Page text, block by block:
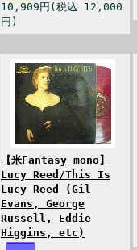
10,909円(税込 12,000
円)
【米Fantasy mono】
Lucy Reed/This Is
Lucy Reed (Gil
Evans, George
Russell, Eddie
Higgins, etc)